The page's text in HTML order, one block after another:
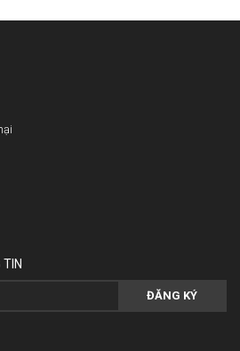
TIN
ĐĂNG KÝ